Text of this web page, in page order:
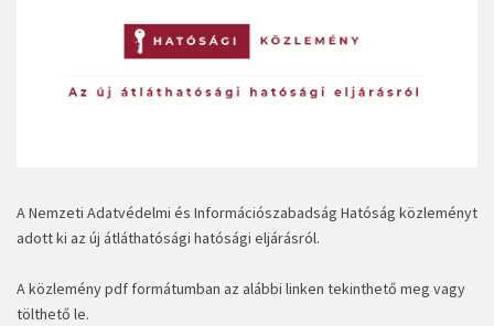
A Nemzeti Adatvédelmi és Információszabadság Hatóság közleményt
adott ki az új átláthatósági hatósági eljárásról.
A közlemény pdf formátumban az alábbi linken tekinthető meg vagy
tölthető le.